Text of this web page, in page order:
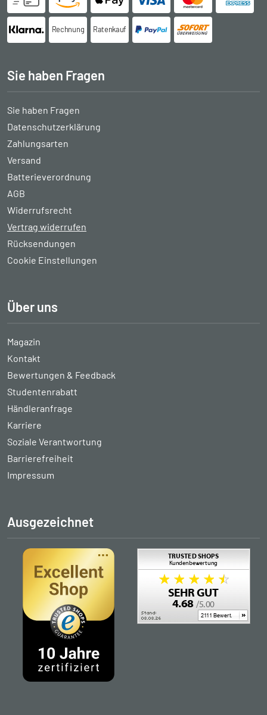
Rechnung Ratenkauf
Sie haben Fragen
Sie haben Fragen
Datenschutzerklärung
Zahlungsarten
Versand
Batterieverordnung
AGB
Widerrufsrecht
Vertrag widerrufen
Rücksendungen
Cookie Einstellungen
Über uns
Magazin
Kontakt
Bewertungen & Feedback
Studentenrabatt
Händleranfrage
Karriere
Soziale Verantwortung
Barrierefreiheit
Impressum
Ausgezeichnet